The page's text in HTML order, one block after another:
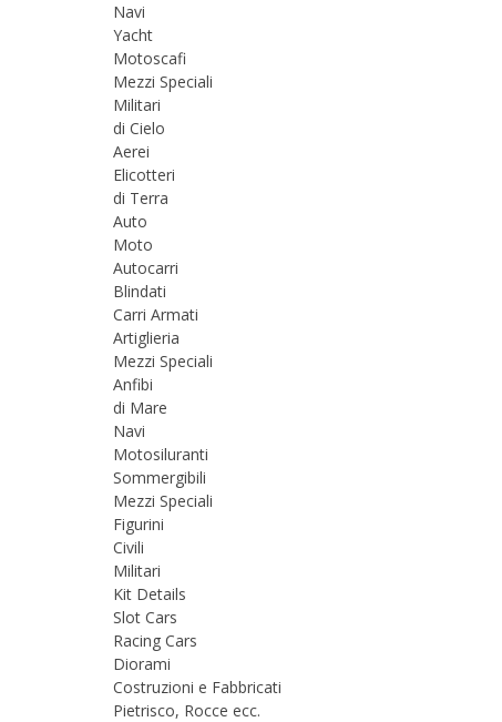
Navi
Yacht
Motoscafi
Mezzi Speciali
Militari
di Cielo
Aerei
Elicotteri
di Terra
Auto
Moto
Autocarri
Blindati
Carri Armati
Artiglieria
Mezzi Speciali
Anfibi
di Mare
Navi
Motosiluranti
Sommergibili
Mezzi Speciali
Figurini
Civili
Militari
Kit Details
Slot Cars
Racing Cars
Diorami
Costruzioni e Fabbricati
Pietrisco, Rocce ecc.